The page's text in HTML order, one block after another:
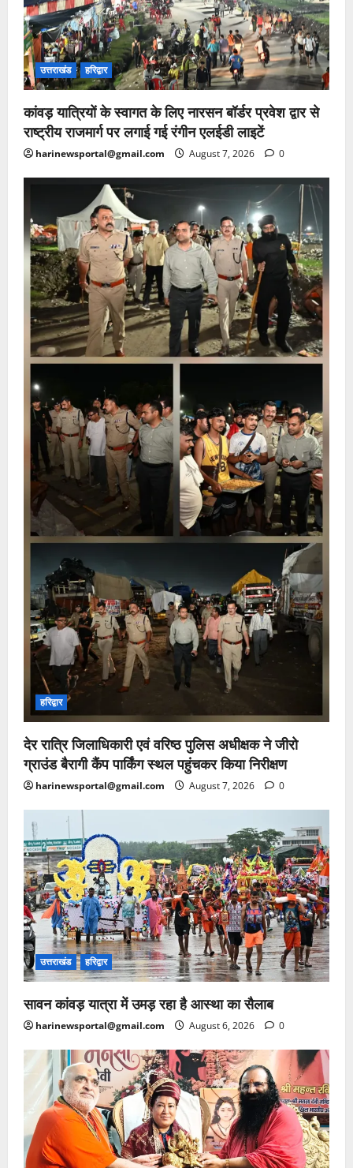
उत्तराखंड हरिद्वार
कांवड़ यात्रियों के स्वागत के लिए नारसन बॉर्डर प्रवेश द्वार से
राष्ट्रीय राजमार्ग पर लगाई गई रंगीन एलईडी लाइटें
harinewsportal@gmail.com August 7, 2026 0
हरिद्वार
देर रात्रि जिलाधिकारी एवं वरिष्ठ पुलिस अधीक्षक ने जीरो
ग्राउंड बैरागी कैंप पार्किंग स्थल पहुंचकर किया निरीक्षण
harinewsportal@gmail.com August 7, 2026 0
उत्तराखंड हरिद्वार
सावन कांवड़ यात्रा में उमड़ रहा है आस्था का सैलाब
harinewsportal@gmail.com August 6, 2026 0